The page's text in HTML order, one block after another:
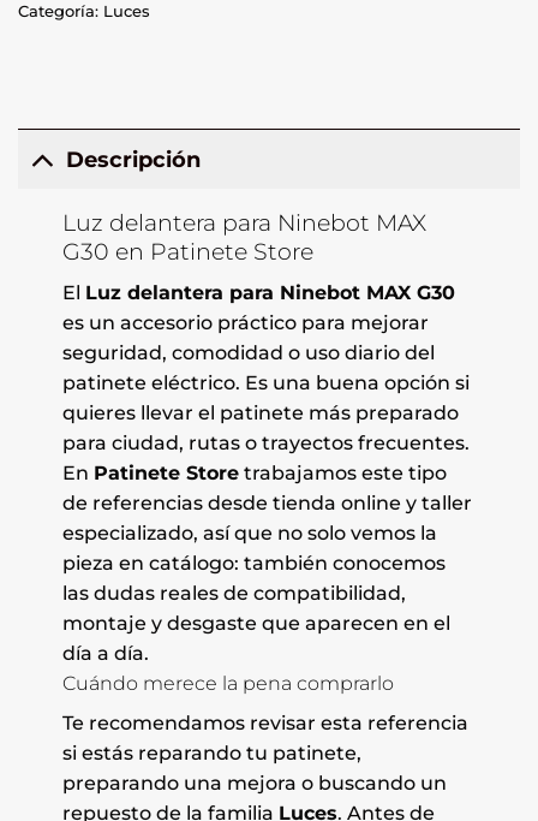
Categoría: Luces
Descripción
Luz delantera para Ninebot MAX
G30 en Patinete Store
El Luz delantera para Ninebot MAX G30
es un accesorio práctico para mejorar
seguridad, comodidad o uso diario del
patinete eléctrico. Es una buena opción si
quieres llevar el patinete más preparado
para ciudad, rutas o trayectos frecuentes.
En Patinete Storetrabajamos este tipo
de referencias desde tienda online y taller
especializado, así que no solo vemos la
pieza en catálogo: también conocemos
las dudas reales de compatibilidad,
montaje y desgaste que aparecen en el
día a día.
Cuándo merece la pena comprarlo
Te recomendamos revisar esta referencia
si estás reparando tu patinete,
preparando una mejora o buscando un
repuesto de la familia Luces. Antes de